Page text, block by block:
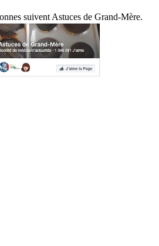
suivent Astuces de Grand-Mère.